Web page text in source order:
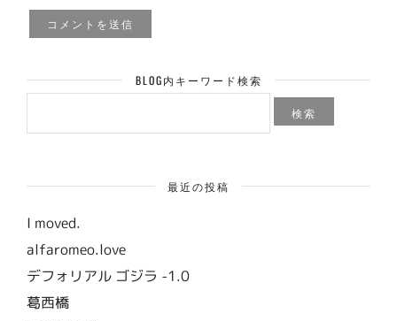
BLOG内キーワード検索
検
最近の投稿
I moved.
alfaromeo.love
デフォリアル ゴジラ -1.0
葛西橋